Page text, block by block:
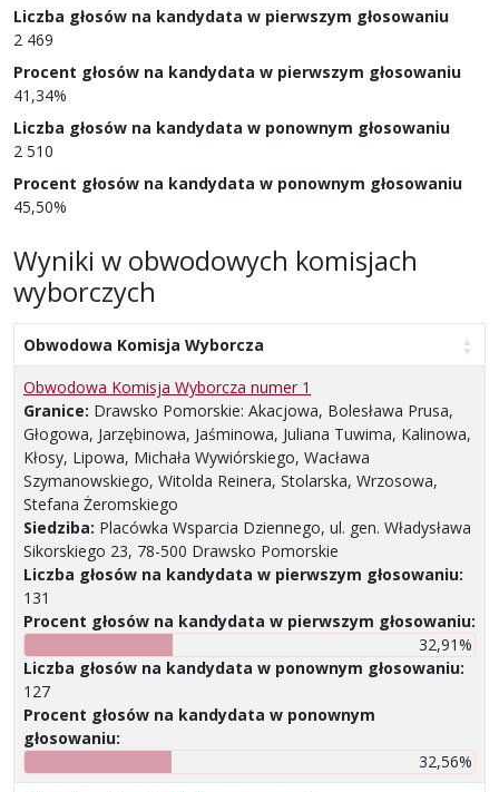
Liczba głosów na kandydata w pierwszym głosowaniu
2 469
Procent głosów na kandydata w pierwszym głosowaniu
41,34%
Liczba głosów na kandydata w ponownym głosowaniu
2 510
Procent głosów na kandydata w ponownym głosowaniu
45,50%
Wyniki w obwodowych komisjach
wyborczych
Obwodowa Komisja Wyborcza
Obwodowa Komisja Wyborcza numer 1
Granice: Drawsko Pomorskie: Akacjowa, Bolesława Prusa,
Głogowa, Jarzębinowa, Jaśminowa, Juliana Tuwima, Kalinowa,
Kłosy, Lipowa, Michała Wywiórskiego, Wacława
Szymanowskiego, Witolda Reinera, Stolarska, Wrzosowa,
Stefana Żeromskiego
Siedziba: Placówka Wsparcia Dziennego, ul. gen. Władysława
Sikorskiego 23, 78-500 Drawsko Pomorskie
Liczba głosów na kandydata w pierwszym głosowaniu:
131
Procent głosów na kandydata w pierwszym głosowaniu:
32,91%
Liczba głosów na kandydata w ponownym głosowaniu:
127
Procent głosów na kandydata w ponownym
głosowaniu:
32,56%